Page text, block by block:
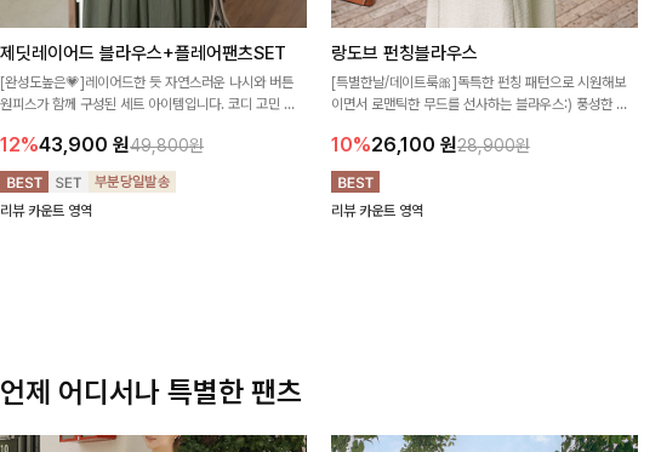
제딧레이어드 블라우스+플레어팬츠SET
[완성도높은💗]레이어드한 듯 자연스러운 나시와 버튼
원피스가 함께 구성된 세트 아이템입니다. 코디 고민 없
12%43,900 원49,800원
리뷰 카운트 영역
랑도브 펀칭블라우스
[특별한날/데이트룩🎀]독특한 펀칭 패턴으로 시원해보
이면서 로맨틱한 무드를 선사하는 블라우스:) 풍성한 퍼
10%26,100 원28,900원
리뷰 카운트 영역
언제 어디서나 특별한 팬츠